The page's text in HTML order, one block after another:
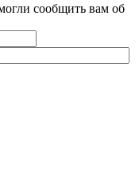
сообщить вам об